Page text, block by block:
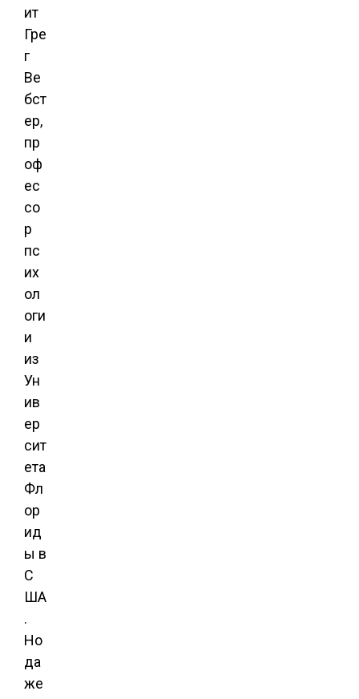
ит
Гре
г
Ве
бст
ер,
пр
оф
ес
со
р
пс
их
ол
оги
и
из
Ун
ив
ер
сит
ета
Фл
ор
ид
ы в
С
ША
.
Но
да
же